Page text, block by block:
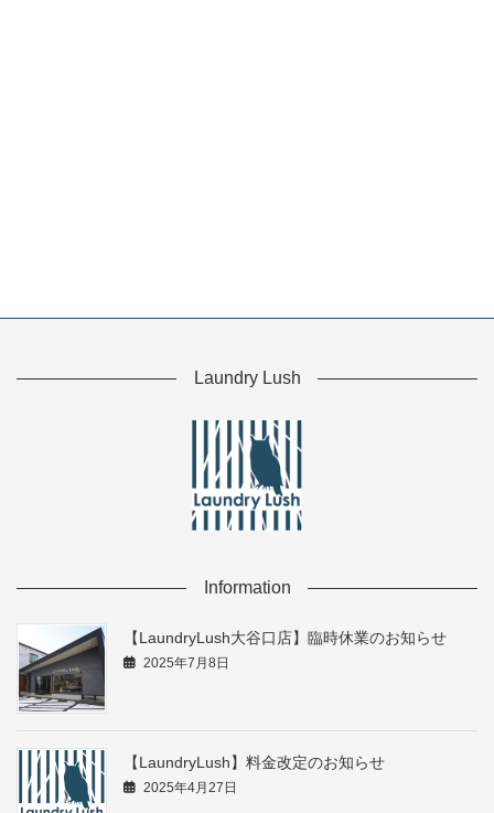
Laundry Lush
Information
【LaundryLush大谷口店】臨時休業のお知らせ
2025年7月8日
【LaundryLush】料金改定のお知らせ
2025年4月27日